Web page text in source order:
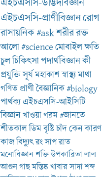
এইচএসসি-প্রাণীবিজ্ঞানরোগ
রাসায়নিক#askশরীররক্ত
আলো#scienceমোবাইলক্ষতি
চুলচিকিৎসাপদার্থবিজ্ঞানকী
প্রযুক্তিসূর্যমহাকাশস্বাস্থ্যমাথা
গণিত প্রাণীবৈজ্ঞানিক#biology
পার্থক্য এইচএসসি-আইসিটি
বিজ্ঞানখাওয়াগরম#জানতে
শীতকালডিমবৃষ্টিচাঁদকেনকারণ
কাজবিদ্যুৎরংসাপরাত
মনোবিজ্ঞানশক্তিউপকারিতালাল
আগুনগাছমস্তিষ্কখাবারসাদাশব্দ